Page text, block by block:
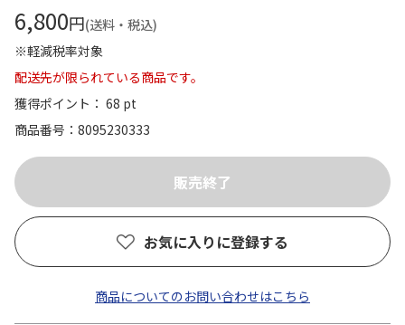
6,800円(送料・税込)
※軽減税率対象
配送先が限られている商品です。
獲得ポイント： 68 pt
商品番号
8095230333
お気に入りに登録する
商品についてのお問い合わせはこちら